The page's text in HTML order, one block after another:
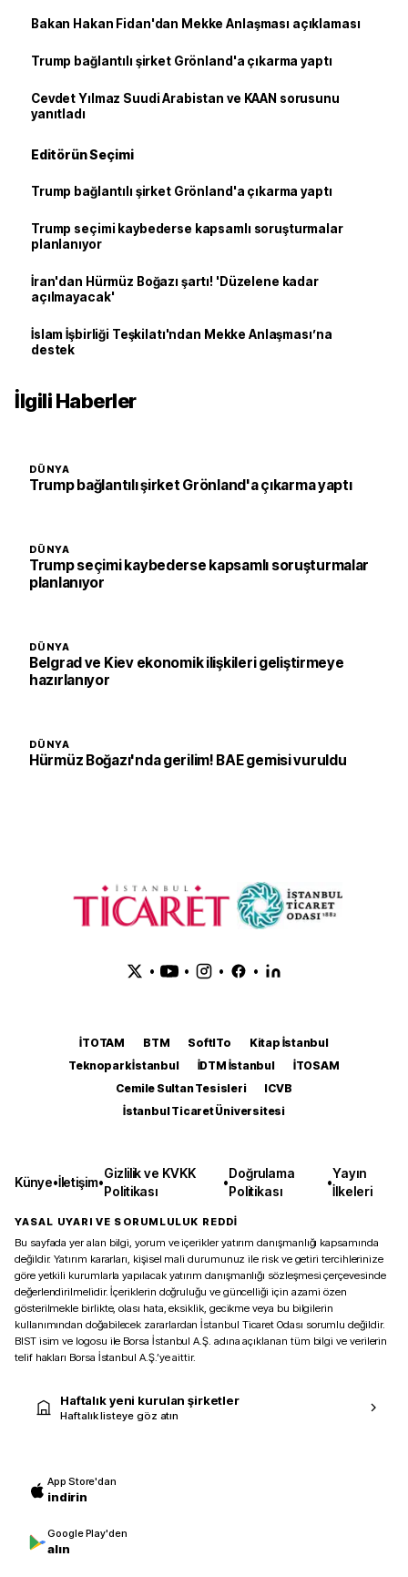
Bakan Hakan Fidan'dan Mekke Anlaşması açıklaması
Trump bağlantılı şirket Grönland'a çıkarma yaptı
Cevdet Yılmaz Suudi Arabistan ve KAAN sorusunu
yanıtladı
Editörün Seçimi
Trump bağlantılı şirket Grönland'a çıkarma yaptı
Trump seçimi kaybederse kapsamlı soruşturmalar
planlanıyor
İran'dan Hürmüz Boğazı şartı! 'Düzelene kadar
açılmayacak'
İslam İşbirliği Teşkilatı'ndan Mekke Anlaşması’na
destek
İlgili Haberler
DÜNYA
Trump bağlantılı şirket Grönland'a çıkarma yaptı
DÜNYA
Trump seçimi kaybederse kapsamlı soruşturmalar
planlanıyor
DÜNYA
Belgrad ve Kiev ekonomik ilişkileri geliştirmeye
hazırlanıyor
DÜNYA
Hürmüz Boğazı'nda gerilim! BAE gemisi vuruldu
• • • •
İTOTAM BTM SoftITo
Kitap İstanbul
Teknopark İstanbul
İDTM İstanbul
İTOSAM
Cemile Sultan Tesisleri
ICVB
İstanbul Ticaret Üniversitesi
Künye•İletişim•
Gizlilik ve KVKK
Politikası
•
Doğrulama
Politikası
•
Yayın
İlkeleri
YASAL UYARI VE SORUMLULUK REDDİ
Bu sayfada yer alan bilgi, yorum ve içerikler yatırım danışmanlığı kapsamında
değildir. Yatırım kararları, kişisel mali durumunuz ile risk ve getiri tercihlerinize
göre yetkili kurumlarla yapılacak yatırım danışmanlığı sözleşmesi çerçevesinde
değerlendirilmelidir. İçeriklerin doğruluğu ve güncelliği için azami özen
gösterilmekle birlikte, olası hata, eksiklik, gecikme veya bu bilgilerin
kullanımından doğabilecek zararlardan İstanbul Ticaret Odası sorumlu değildir.
BIST isim ve logosu ile Borsa İstanbul A.Ş. adına açıklanan tüm bilgi ve verilerin
telif hakları Borsa İstanbul A.Ş.’ye aittir.
Haftalık yeni kurulan şirketler
Haftalık listeye göz atın
App Store'dan
indirin
Google Play'den
alın